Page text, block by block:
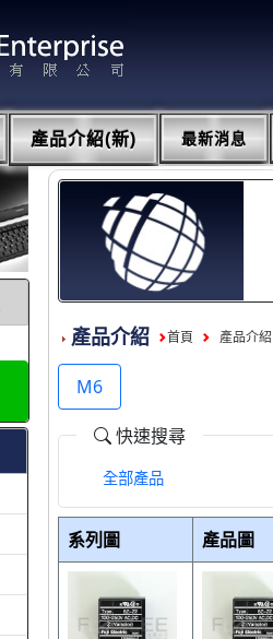
產品介紹(新) 最新消息
產品介紹 首頁 產品介紹
M6
快速搜尋
全部產品
系列圖 產品圖